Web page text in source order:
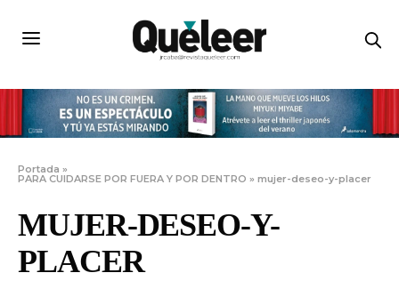
Portada »
PARA CUIDARSE POR FUERA Y POR DENTRO »mujer-deseo-y-placer
MUJER-DESEO-Y-
PLACER